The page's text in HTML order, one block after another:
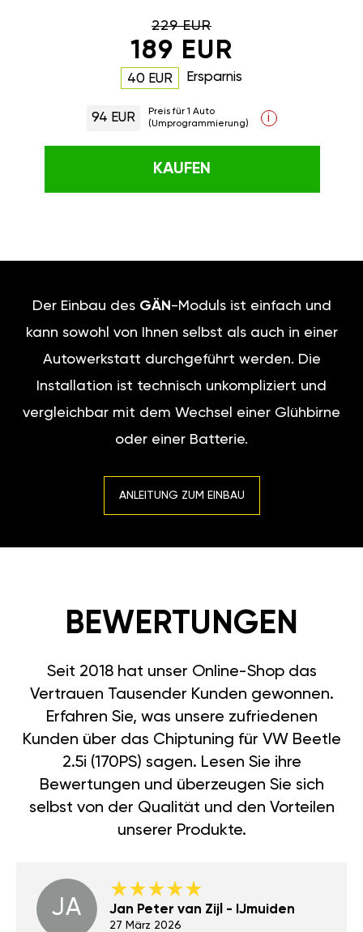
229 EUR
189 EUR
40 EUR Ersparnis
94 EUR
Preis für 1 Auto
(Umprogrammierung)
i
KAUFEN
Der Einbau des GÄN -Moduls ist einfach und
kann sowohl von Ihnen selbst als auch in einer
Autowerkstatt durchgeführt werden. Die
Installation ist technisch unkompliziert und
vergleichbar mit dem Wechsel einer Glühbirne
oder einer Batterie.
ANLEITUNG ZUM EINBAU
BEWERTUNGEN
Seit 2018 hat unser Online-Shop das
Vertrauen Tausender Kunden gewonnen.
Erfahren Sie, was unsere zufriedenen
Kunden über das Chiptuning für VW Beetle
2.5i (170PS) sagen. Lesen Sie ihre
Bewertungen und überzeugen Sie sich
selbst von der Qualität und den Vorteilen
unserer Produkte.
JA Jan Peter van Zijl - IJmuiden
27 März 2026